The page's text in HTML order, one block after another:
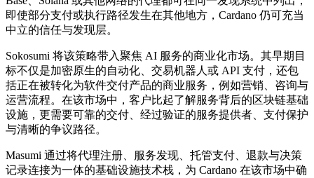
即使部分支付或执行路径发生在其他地方，Cardano 仍可充当
中立的信任与发现层。
Sokosumi 将该策略带入聚焦 AI 服务的商业化市场。其早期目
标不仅是加密原生的自动化、交易机器人或 API 支付，还包
括正在被转化为软件交付产品的商业服务，例如营销、咨询与
运营流程。在该市场中，客户比起了解服务背后的区块链基础
设施，更需要可靠的交付、经过验证的服务提供者、支付保护
与清晰的争议路径。
Masumi 通过将代理注册、服务发现、托管支付、退款与决策
记录连接为一体的基础设施技术栈，为 Cardano 在该市场中确